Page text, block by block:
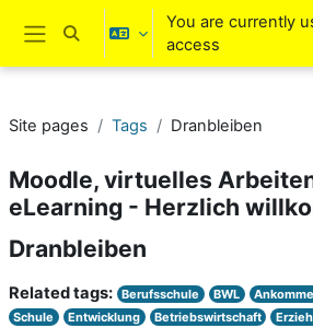
Skip to main content
Side panel
Toggle search input
You are currently
access
Site pages Tags Dranbleiben
Moodle, virtuelles
eLearning - Herzlich
Dranbleiben
Related tags: Berufsschule BWL
Schule
Entwicklung Betriebswirtschaft